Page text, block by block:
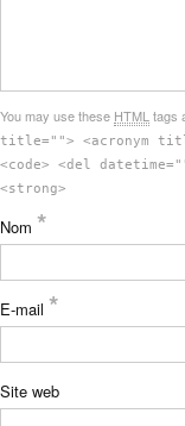
You may use these HTML tags
title=""> <acronym
<code> <del
<strong>
Nom *
E-mail *
Site web